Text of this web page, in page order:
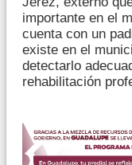
importante en el
cuenta con un
existe en el
detectarlo
rehabilitación